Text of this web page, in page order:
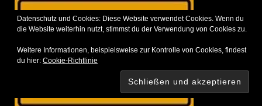
Datenschutz und Cookies: Diese Website verwendet Cookies. Wenn du
die Website weiterhin nutzt, stimmst du der Verwendung von Cookies zu.
Weitere Informationen, beispielsweise zur Kontrolle von Cookies, findest
du hier: Cookie-Richtlinie